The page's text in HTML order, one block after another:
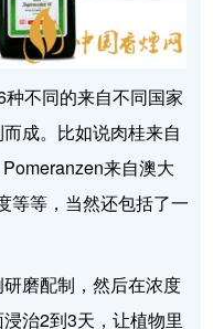
不同的来自不同国家
成。比如说肉桂来自
来自澳大
等等，当然还包括了一
磨配制，然后在浓度
治2到3天，让植物里